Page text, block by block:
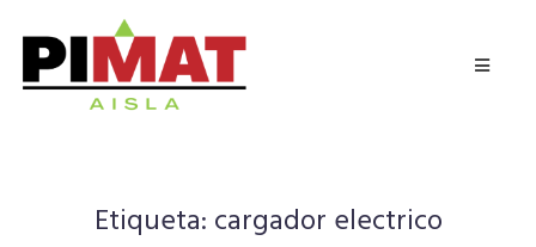
Etiqueta: cargador electrico